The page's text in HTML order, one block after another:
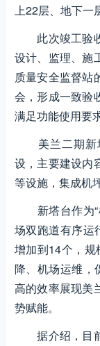
上22层、地下一
此次竣工验收
设计、监理、施
质量安全监督站
会，形成一致验
满足功能使用要
美兰二期新
设，主要建设内
等设施，集成机
新塔台作为“
场双跑道有序运
增加到14个，
降、机场运维，
高的效率展现美
势赋能。
据介绍，目前